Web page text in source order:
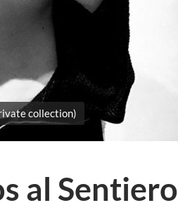
collection)
al Sentiero